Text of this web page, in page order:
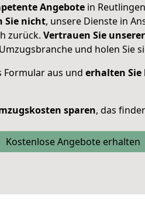
Angebote in
Sie nicht, unsere Dienste in
zurück. Vertrauen Sie
und holen Sie
Formular aus und erhalten Sie
sparen, das
Kostenlose Angebote erhalten